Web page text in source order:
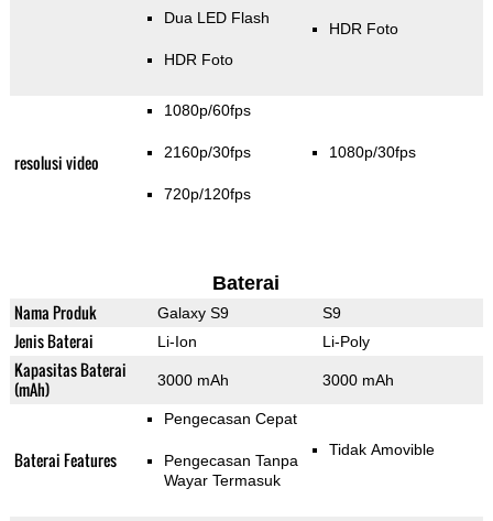
Dua LED Flash
HDR Foto
HDR Foto
resolusi video
1080p/60fps
2160p/30fps
720p/120fps
1080p/30fps
Baterai
Nama Produk Galaxy S9 S9
Jenis Baterai Li-Ion Li-Poly
Kapasitas Baterai
(mAh)
3000 mAh 3000 mAh
Baterai Features
Pengecasan Cepat
Pengecasan Tanpa
Wayar Termasuk
Tidak Amovible